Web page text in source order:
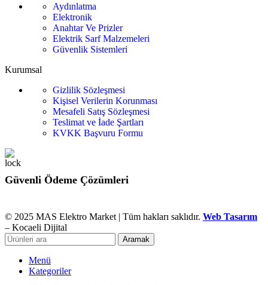
Aydınlatma
Elektronik
Anahtar Ve Prizler
Elektrik Sarf Malzemeleri
Güvenlik Sistemleri
Kurumsal
Gizlilik Sözleşmesi
Kişisel Verilerin Korunması
Mesafeli Satış Sözleşmesi
Teslimat ve İade Şartları
KVKK Başvuru Formu
Güvenli Ödeme Çözümleri
© 2025 MAS Elektro Market | Tüm hakları saklıdır. Web Tasarım
– Kocaeli Dijital
Aramak
Menü
Kategoriler